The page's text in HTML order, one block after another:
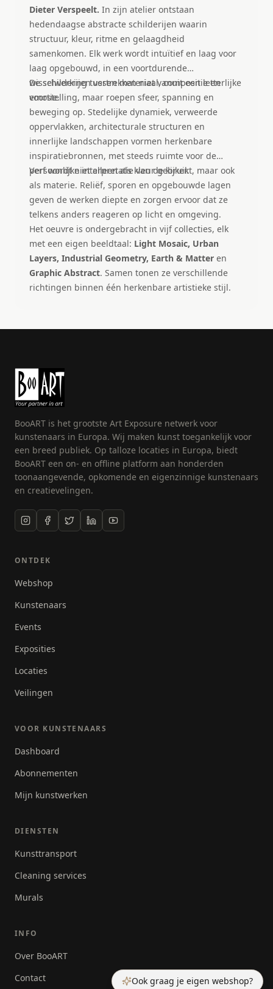
Dieter Verspeelt. In zijn atelier ontstaan
hedendaagse abstracte schilderijen waarin
structuur, kleur, ritme en gelaagdheid
samenkomen. Elk werk wordt intuïtief en laag voor
laag opgebouwd, in een voortdurende
wisselwerking tussen materiaal, compositie en
emotie.
De schilderijen vertrekken niet vanuit een letterlijke
voorstelling, maar roepen sfeer, spanning en
beweging op. Stedelijke dynamiek, verweerde
oppervlakken, architecturale structuren en
innerlijke landschappen vormen herkenbare
inspiratiebronnen, met steeds ruimte voor de
persoonlijke interpretatie van de kijker.
Verf wordt niet alleen als kleur gebruikt, maar ook
als materie. Reliëf, sporen en opgebouwde lagen
geven de werken diepte en zorgen ervoor dat ze
telkens anders reageren op licht en omgeving.
Het oeuvre is ondergebracht in vijf collecties, elk
met een eigen beeldtaal: Light Mosaic, Urban
Layers, Industrial Geometry, Earth & Matter en
Graphic Abstract. Samen tonen ze verschillende
richtingen binnen één herkenbare artistieke stijl.
Ook graag je eigen webshop?
BooART is het grootste Art Exposure netwerk voor
kunstenaars in Europa. Wij maken kunst toegankelijk voor
een breed publiek. Op talloze locaties in Europa, biedt
BooART een on- en offline platform aan honderden
toonaangevende, opkomende en eigenzinnige kunstenaars
en creatievelingen.
ONTDEK
Webshop
Kunstenaars
Events
Exposities
Locaties
Veilingen
VOOR KUNSTENAARS
Dashboard
Abonnementen
Mijn kunstwerken
DIENSTEN
Kunsttransport
Cleaning services
Murals
INFO
Over BooART
Contact